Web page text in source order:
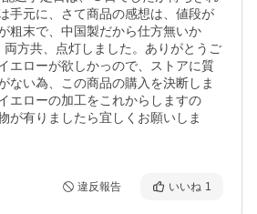
手元に、さて商品の感想は、値段が
粗末で、中国製だから仕方無いか
方共、点灯しました。ありがとうご
エローが欲しかっので、ストアに質
ない為、この商品の購入を決断しま
エローの加工をこれからしますの
が有りましたら宜しくお願いしま
違反報告 いいね 1